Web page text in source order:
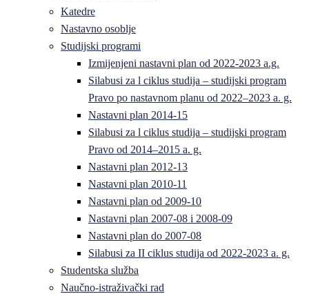
Katedre
Nastavno osoblje
Studijski programi
Izmijenjeni nastavni plan od 2022-2023 a.g.
Silabusi za l ciklus studija – studijski program
Pravo po nastavnom planu od 2022–2023 a. g.
Nastavni plan 2014-15
Silabusi za l ciklus studija – studijski program
Pravo od 2014–2015 a. g.
Nastavni plan 2012-13
Nastavni plan 2010-11
Nastavni plan od 2009-10
Nastavni plan 2007-08 i 2008-09
Nastavni plan do 2007-08
Silabusi za II ciklus studija od 2022-2023 a. g.
Studentska služba
Naučno-istraživački rad